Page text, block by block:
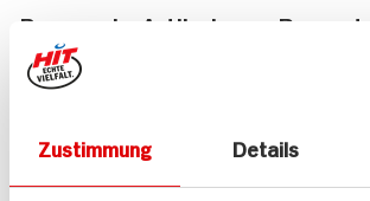
Zustimmung Details
Passende Artikel zum Rezept